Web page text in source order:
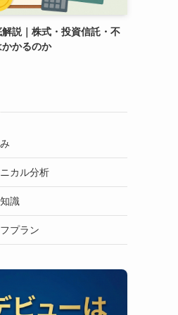
説｜株式・投資信託・不
かるのか
カル分析
識
プラン